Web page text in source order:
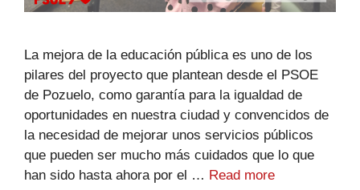
La mejora de la educación pública es uno de los
pilares del proyecto que plantean desde el PSOE
de Pozuelo, como garantía para la igualdad de
oportunidades en nuestra ciudad y convencidos de
la necesidad de mejorar unos servicios públicos
que pueden ser mucho más cuidados que lo que
han sido hasta ahora por el … Read more